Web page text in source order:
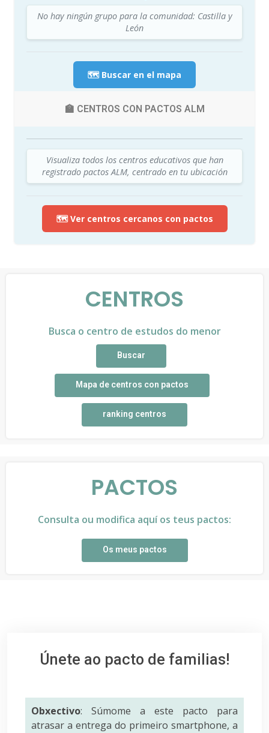
No hay ningún grupo para la comunidad: Castilla y
León
🗺️ Buscar en el mapa
🏫 CENTROS CON PACTOS ALM
Visualiza todos los centros educativos que han
registrado pactos ALM, centrado en tu ubicación
🗺️ Ver centros cercanos con pactos
CENTROS
Busca o centro de estudos do menor
Buscar
Mapa de centros con pactos
ranking centros
PACTOS
Consulta ou modifica aquí os teus pactos:
Os meus pactos
Únete ao pacto de familias!
Obxectivo: Súmome a este pacto para
atrasar a entrega do primeiro smartphone, a